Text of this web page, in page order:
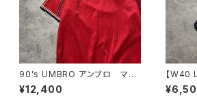
90's UMBRO アンブロ マン
チェスターユナイテッド イング
ランドプレミアリーグ ハーフジ
¥12,400
【W40
イス ボ
ト ブラ